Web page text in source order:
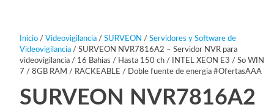
Inicio/ Videovigilancia/ SURVEON / Servidores y Software de
Videovigilancia/ SURVEON NVR7816A2 – Servidor NVR para
videovigilancia / 16 Bahias / Hasta 150 ch / INTEL XEON E3 / So WIN
7 / 8GB RAM / RACKEABLE / Doble fuente de energia #OfertasAAA
SURVEON NVR7816A2